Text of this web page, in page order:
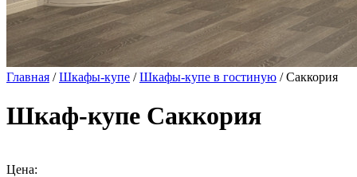
Главная /Шкафы-купе /Шкафы-купе в гостиную / Саккория
Шкаф-купе Саккория
Цена: